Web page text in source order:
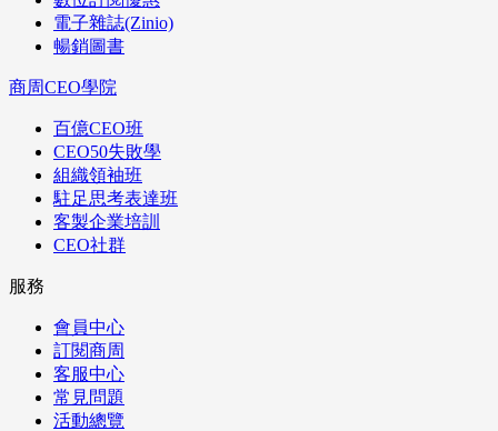
電子雜誌(Zinio)
暢銷圖書
商周CEO學院
百億CEO班
CEO50失敗學
組織領袖班
駐足思考表達班
客製企業培訓
CEO社群
服務
會員中心
訂閱商周
客服中心
常見問題
活動總覽